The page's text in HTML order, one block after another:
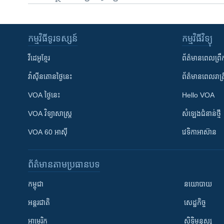
កម្មវិធី​ទូរទស្សន៍
វីដេអូ​ខ្មែរ
វ៉ាស៊ីនតោន​ថ្ងៃ​នេះ
VOA ថ្ងៃនេះ
VOA ​វិទ្យាសាស្ត្រ
VOA 60 អាស៊ី
កម្មវិធី​វិទ្យុ
ព័ត៌មាន​ពេល​ព្រឹ
ព័ត៌មាន​​ពេល​រាត្
Hello VOA
សំឡេង​ជំនាន់​ថ្មី
វេទិកា​អាស៊ាន
ព័ត៌មាន​តាមប្រធានបទ​
កម្ពុជា
អន្តរជាតិ
អាមេរិក
នយោបាយ
សេដ្ឋកិច្ច
សិទ្ធិមនុស្ស